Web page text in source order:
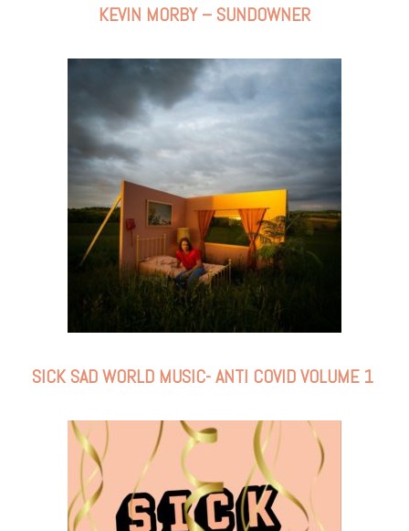
KEVIN MORBY – SUNDOWNER
SICK SAD WORLD MUSIC- ANTI COVID VOLUME 1